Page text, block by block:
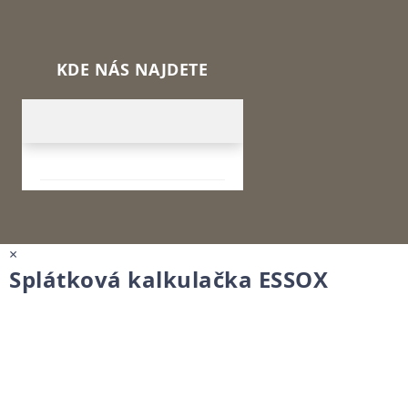
KDE NÁS NAJDETE
×
Splátková kalkulačka ESSOX